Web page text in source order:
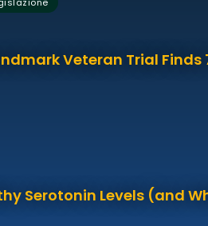
Veteran Trial Finds
Serotonin Levels (and